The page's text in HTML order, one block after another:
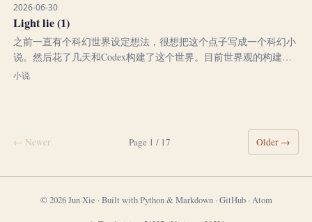
2026-06-30
Light lie (1)
之前一直有个科幻世界设定想法，很想把这个点子写成一个科幻小
说。然后花了几天和Codex构建了这个世界。目前世界观的构建用
了30万字。题目暂定为《无影纪》，英文是Light Lie。以下是第一
小说
← Newer Page 1 / 17 Older →
© 2026 Jun Xie · Built with Python & Markdown · GitHub· Atom